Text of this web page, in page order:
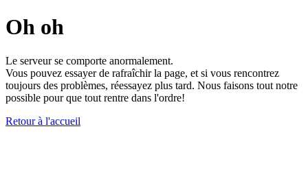
Oh oh
Le serveur se comporte anormalement.
Vous pouvez essayer de rafraîchir la page, et si vous rencontrez
toujours des problèmes, réessayez plus tard. Nous faisons tout notre
possible pour que tout rentre dans l'ordre!
Retour à l'accueil